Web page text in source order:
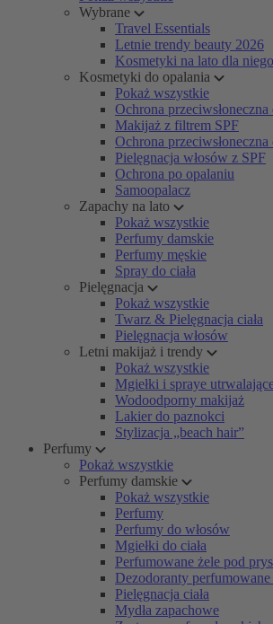
Wybrane
Travel Essentials
Letnie trendy beauty 2026
Kosmetyki na lato dla niego
Kosmetyki do opalania
Pokaż wszystkie
Ochrona
Makijaż z filtrem SPF
Ochrona przeciwsłoneczna
Pielęgnacja włosów z SPF
Ochrona po opalaniu
Samoopalacz
Zapachy na lato
Pokaż wszystkie
Perfumy damskie
Perfumy męskie
Spray do ciała
Pielęgnacja
Pokaż wszystkie
Twarz & Pielęgnacja ciała
Pielęgnacja włosów
Letni makijaż i trendy
Pokaż wszystkie
Mgiełki i spraye
Wodoodporny makijaż
Lakier do paznokci
Stylizacja „beach hair”
Perfumy
Pokaż wszystkie
Perfumy damskie
Pokaż wszystkie
Perfumy
Perfumy do włosów
Mgiełki do ciała
Perfumowane żele pod
Dezodoranty perfumowane
Pielęgnacja ciała
Mydła zapachowe